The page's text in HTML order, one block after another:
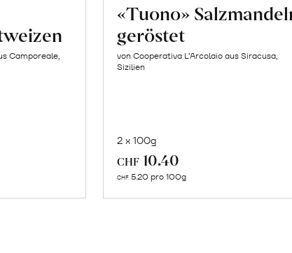
Camporeale,
«Tuono»
geröstet
von Cooperativa L’Arcolaio aus Siracusa,
Sizilien
2 x 100g
CHF 10.40
CHF 5.20 pro 100g